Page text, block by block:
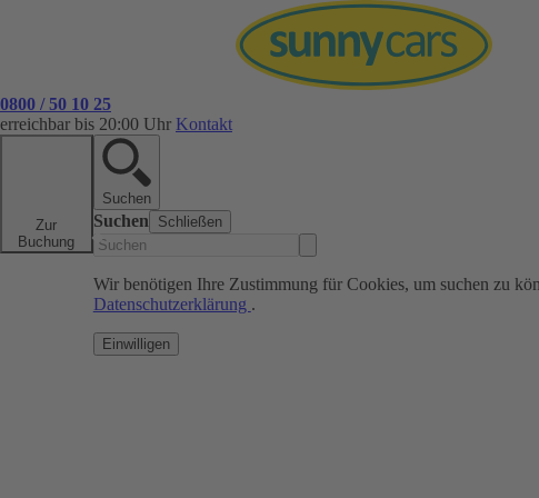
0800 / 50 10 25
erreichbar bis 20:00 Uhr Kontakt
Zur
Buchung
Suchen
Suchen Schließen
Wir benötigen Ihre Zustimmung für Cookies, um suchen zu
Datenschutzerklärung .
Einwilligen